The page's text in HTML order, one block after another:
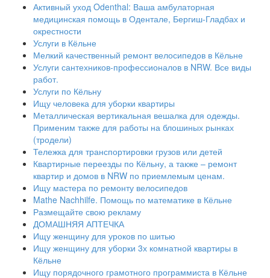
Активный уход Odenthal: Ваша амбулаторная
медицинская помощь в Одентале, Бергиш-Гладбах и
окрестности
Услуги в Кёльне
Мелкий качественный ремонт велосипедов в Кёльне
Услуги сантехников-профессионалов в NRW. Все виды
работ.
Услуги по Кёльну
Ищу человека для уборки квартиры
Металлическая вертикальная вешалка для одежды.
Применим также для работы на блошиных рынках
(тродели)
Тележка для транспортировки грузов или детей
Квартирные переезды по Кёльну, а также – ремонт
квартир и домов в NRW по приемлемым ценам.
Ищу мастера по ремонту велосипедов
Mathe Nachhilfe. Помощь по математике в Кёльне
Размещайте свою рекламу
ДОМАШНЯЯ АПТЕЧКА
Ищу женщину для уроков по шитью
Ищу женщину для уборки 3х комнатной квартиры в
Кёльне
Ищу порядочного грамотного программиста в Кёльне